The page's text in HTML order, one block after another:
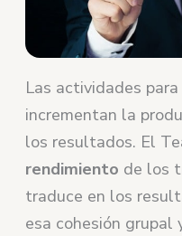
Las actividades
incrementan la
los resultados. El
rendimiento de los
traduce en los
esa cohesión grupal